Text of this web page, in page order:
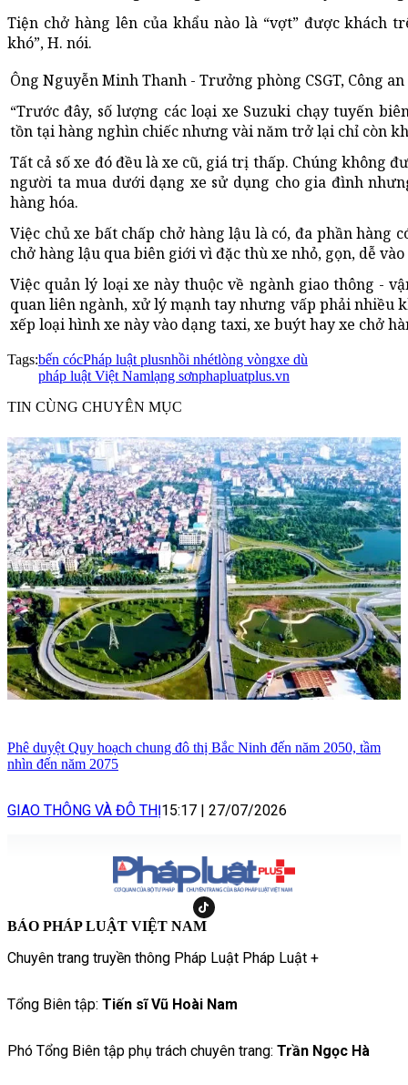
Tiện chở hàng lên của khẩu nào là “vợt” được khách
khó”, H. nói.
Ông Nguyễn Minh Thanh - Trưởng phòng CSGT, Công
“Trước đây, số lượng các loại xe Suzuki chạy tuyến
tồn tại hàng nghìn chiếc nhưng vài năm trở lại chỉ còn
Tất cả số xe đó đều là xe cũ, giá trị thấp. Chúng không
người ta mua dưới dạng xe sử dụng cho gia đình
hàng hóa.
Việc chủ xe bất chấp chở hàng lậu là có, đa phần hàng
chở hàng lậu qua biên giới vì đặc thù xe nhỏ, gọn, dễ
Việc quản lý loại xe này thuộc về ngành giao thông -
quan liên ngành, xử lý mạnh tay nhưng vấp phải nhiều
xếp loại hình xe này vào dạng taxi, xe buýt hay xe chở
Tags:bến cócPháp luật plusnhồi nhétlòng vòngxe dù
pháp luật Việt Namlạng sơnphapluatplus.vn
TIN CÙNG CHUYÊN MỤC
Phê duyệt Quy hoạch chung đô thị Bắc Ninh đến năm 2050, tầm
nhìn đến năm 2075
GIAO THÔNG VÀ ĐÔ THỊ15:17 | 27/07/2026
BÁO PHÁP LUẬT VIỆT NAM
Chuyên trang truyền thông Pháp Luật Pháp Luật +
Tổng Biên tập: Tiến sĩ Vũ Hoài Nam
Phó Tổng Biên tập phụ trách chuyên trang: Trần Ngọc Hà